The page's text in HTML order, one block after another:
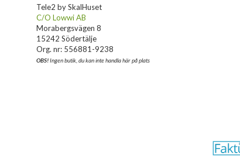
Tele2 by SkalHuset
C/O Lowwi AB
Morabergsvägen 8
15242 Södertälje
Org. nr: 556881-9238
OBS!Ingen butik, du kan inte handla här på plats